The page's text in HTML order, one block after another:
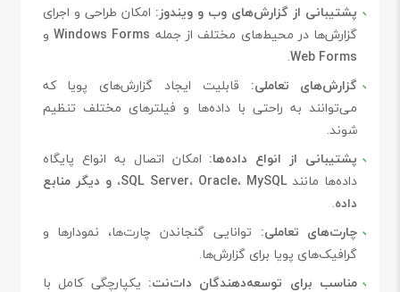
پشتیبانی از گزارش‌های وب و ویندوز: امکان طراحی و اجرای
گزارش‌ها در محیط‌های مختلف از جمله Windows Formsو
Web Forms
.
گزارش‌های تعاملی: قابلیت ایجاد گزارش‌های پویا که
می‌توانند به راحتی با داده‌ها و فیلترهای مختلف تنظیم
شوند.
پشتیبانی از انواع داده‌ها: امکان اتصال به انواع پایگاه
داده‌ها مانند
SQL Server، Oracle، MySQL، و دیگر منابع
داده.
چارت‌های تعاملی: توانایی گنجاندن چارت‌ها، نمودارها و
گرافیک‌های پویا برای گزارش‌ها.
مناسب برای توسعه‌دهندگان دات‌نت: یکپارچگی کامل با